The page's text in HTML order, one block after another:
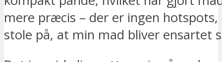
mere præcis – der er ingen hotspots,
stole på, at min mad bliver ensartet